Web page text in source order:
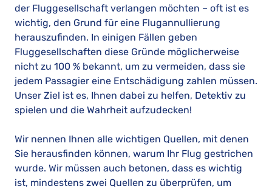
der Fluggesellschaft verlangen möchten – oft ist es
wichtig, den Grund für eine Flugannullierung
herauszufinden. In einigen Fällen geben
Fluggesellschaften diese Gründe möglicherweise
nicht zu 100 % bekannt, um zu vermeiden, dass sie
jedem Passagier eine Entschädigung zahlen müssen.
Unser Ziel ist es, Ihnen dabei zu helfen, Detektiv zu
spielen und die Wahrheit aufzudecken!
Wir nennen Ihnen alle wichtigen Quellen, mit denen
Sie herausfinden können, warum Ihr Flug gestrichen
wurde. Wir müssen auch betonen, dass es wichtig
ist, mindestens zwei Quellen zu überprüfen, um